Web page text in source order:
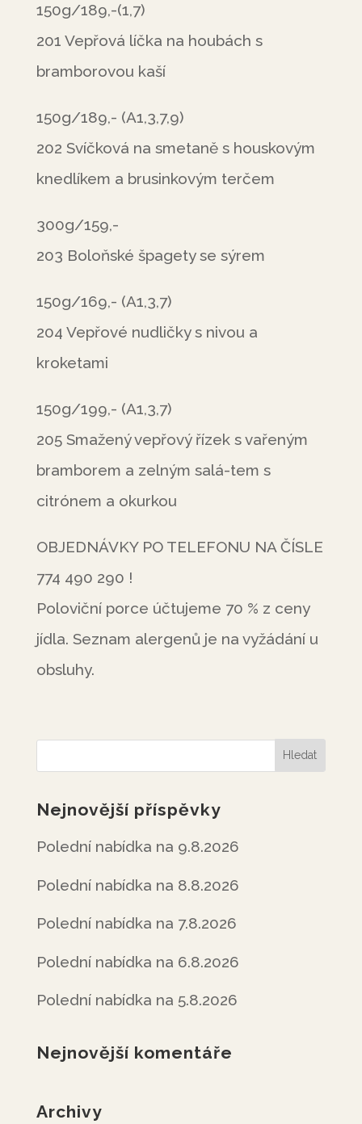
150g/189,-(1,7)
201 Vepřová líčka na houbách s
bramborovou kaší
150g/189,- (A1,3,7,9)
202 Svíčková na smetaně s houskovým
knedlíkem a brusinkovým terčem
300g/159,-
203 Boloňské špagety se sýrem
150g/169,- (A1,3,7)
204 Vepřové nudličky s nivou a
kroketami
150g/199,- (A1,3,7)
205 Smažený vepřový řízek s vařeným
bramborem a zelným salá-tem s
citrónem a okurkou
OBJEDNÁVKY PO TELEFONU NA ČÍSLE
774 490 290 !
Poloviční porce účtujeme 70 % z ceny
jídla. Seznam alergenů je na vyžádání u
obsluhy.
Nejnovější příspěvky
Polední nabídka na 9.8.2026
Polední nabídka na 8.8.2026
Polední nabídka na 7.8.2026
Polední nabídka na 6.8.2026
Polední nabídka na 5.8.2026
Nejnovější komentáře
Archivy